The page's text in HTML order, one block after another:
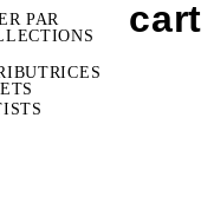
PAR
cart